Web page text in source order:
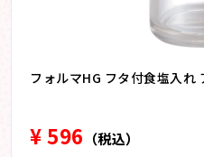
フォルマHG フタ付食塩入れ
¥ 596 （税込）